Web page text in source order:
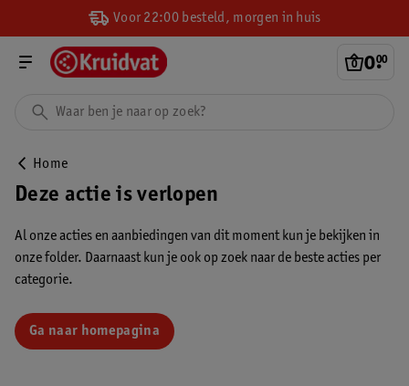
Voor 22:00 besteld, morgen in huis
0.
00
Home
Deze actie is verlopen
Al onze acties en aanbiedingen van dit moment kun je bekijken in
onze folder. Daarnaast kun je ook op zoek naar de beste acties per
categorie.
Ga naar homepagina